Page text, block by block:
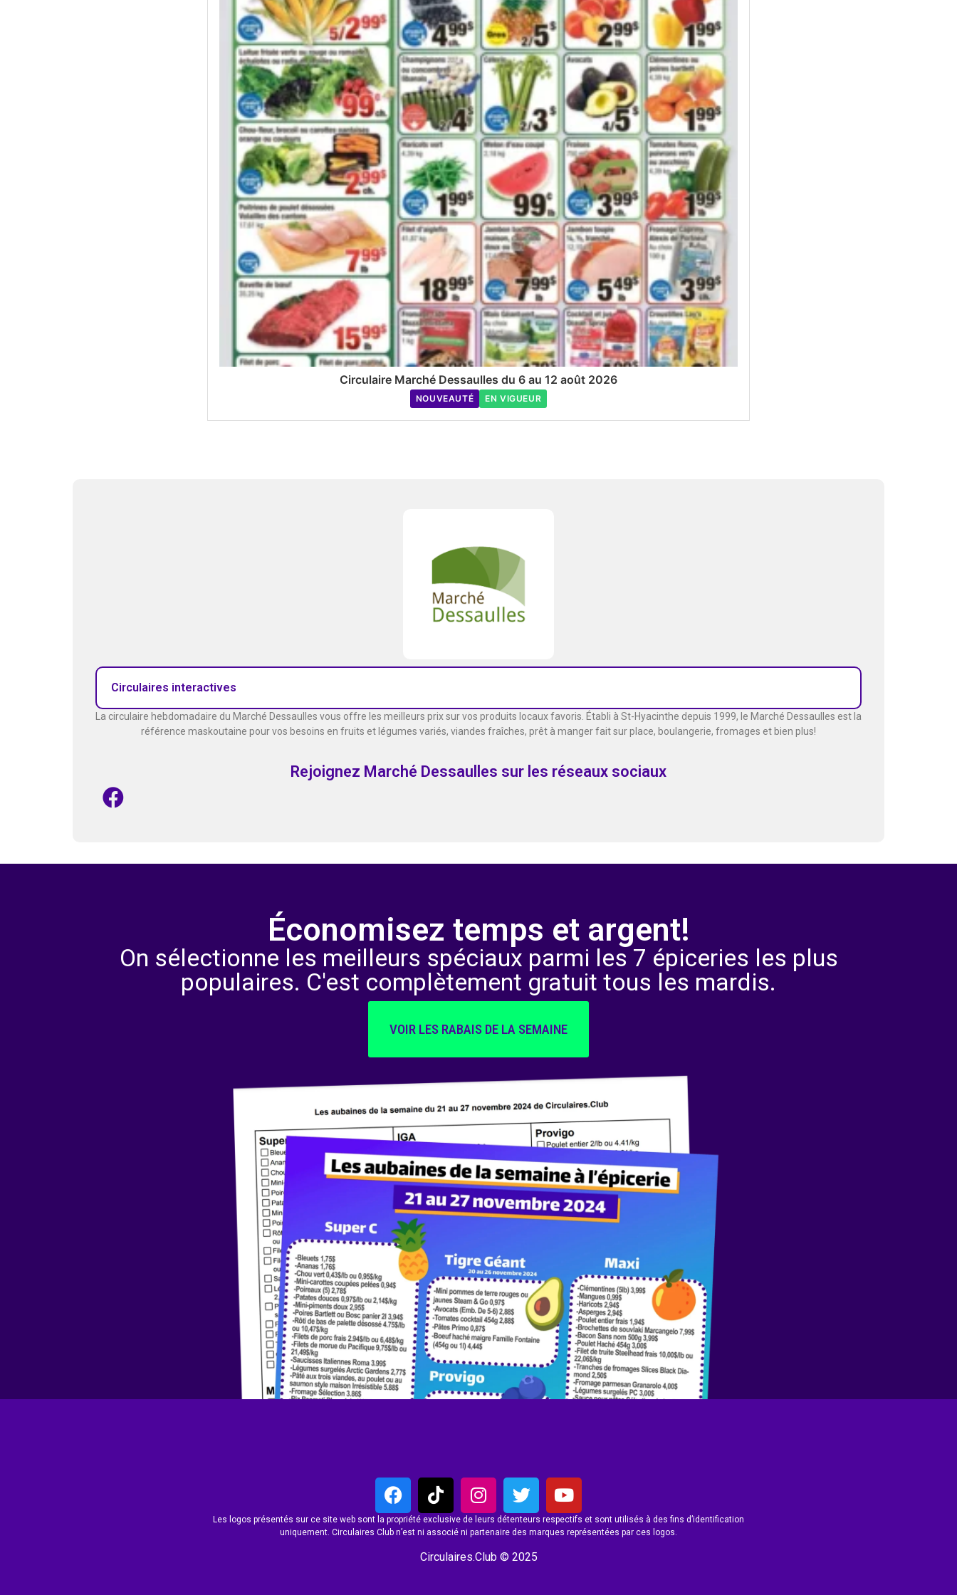
Circulaire Marché Dessaulles du 6 au 12 août 2026
NOUVEAUTÉ EN VIGUEUR
Circulaires interactives
La circulaire hebdomadaire du Marché Dessaulles vous offre les meilleurs prix sur vos produits locaux favoris. Établi à St-Hyacinthe depuis 1999, le Marché Dessaulles est la
référence maskoutaine pour vos besoins en fruits et légumes variés, viandes fraîches, prêt à manger fait sur place, boulangerie, fromages et bien plus!
Rejoignez Marché Dessaulles sur les réseaux sociaux
Économisez temps et argent!
On sélectionne les meilleurs spéciaux parmi les 7 épiceries les plus
populaires. C'est complètement gratuit tous les mardis.
VOIR LES RABAIS DE LA SEMAINE
Les logos présentés sur ce site web sont la propriété exclusive de leurs détenteurs respectifs et sont utilisés à des fins d’identification
uniquement. Circulaires Club n’est ni associé ni partenaire des marques représentées par ces logos.
Circulaires.Club © 2025